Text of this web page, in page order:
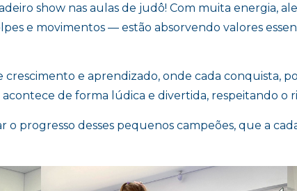
show nas aulas de judô! Com muita energia,
e movimentos — estão absorvendo valores
crescimento e aprendizado, onde cada conquista,
de forma lúdica e divertida, respeitando o
progresso desses pequenos campeões, que a